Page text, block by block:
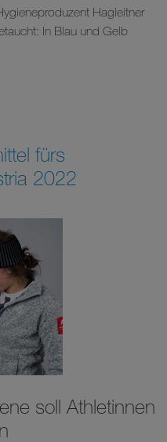
Hagleitner
In Blau und Gelb
fürs
2022
soll Athletinnen